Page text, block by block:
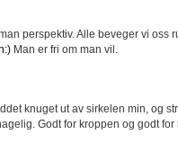
perspektiv. Alle beveger vi
Man er fri om man vil.
knuget ut av sirkelen min,
Godt for kroppen og godt for